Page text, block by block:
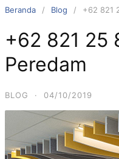
Beranda Blog +62 821
+62 821 25
Peredam
BLOG · 04/10/2019